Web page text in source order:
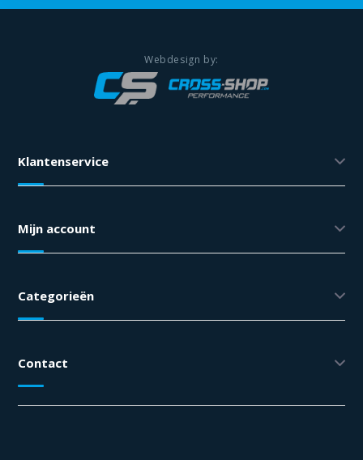
Klantenservice
Mijn account
Categorieën
Contact